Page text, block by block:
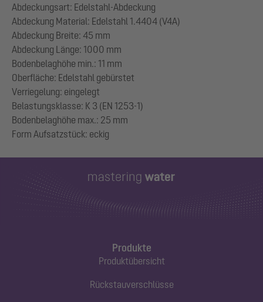
Abdeckungsart: Edelstahl-Abdeckung
Abdeckung Material: Edelstahl 1.4404 (V4A)
Abdeckung Breite: 45 mm
Abdeckung Länge: 1000 mm
Bodenbelaghöhe min.: 11 mm
Oberfläche: Edelstahl gebürstet
Verriegelung: eingelegt
Belastungsklasse: K 3 (EN 1253-1)
Bodenbelaghöhe max.: 25 mm
Produkte
Produktübersicht
Rückstauverschlüsse